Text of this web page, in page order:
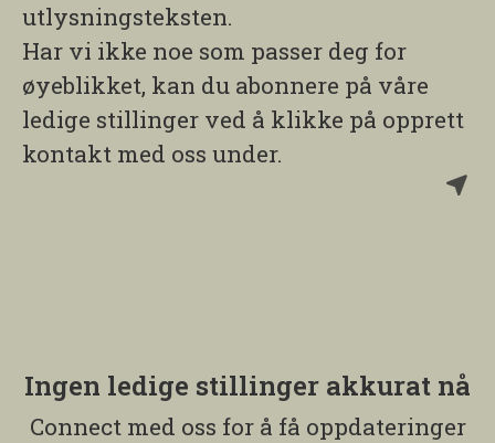
utlysningsteksten.
Har vi ikke noe som passer deg for
øyeblikket, kan du abonnere på våre
ledige stillinger ved å klikke på opprett
kontakt med oss under.
Ingen ledige stillinger akkurat nå
Connect med oss for å få oppdateringer